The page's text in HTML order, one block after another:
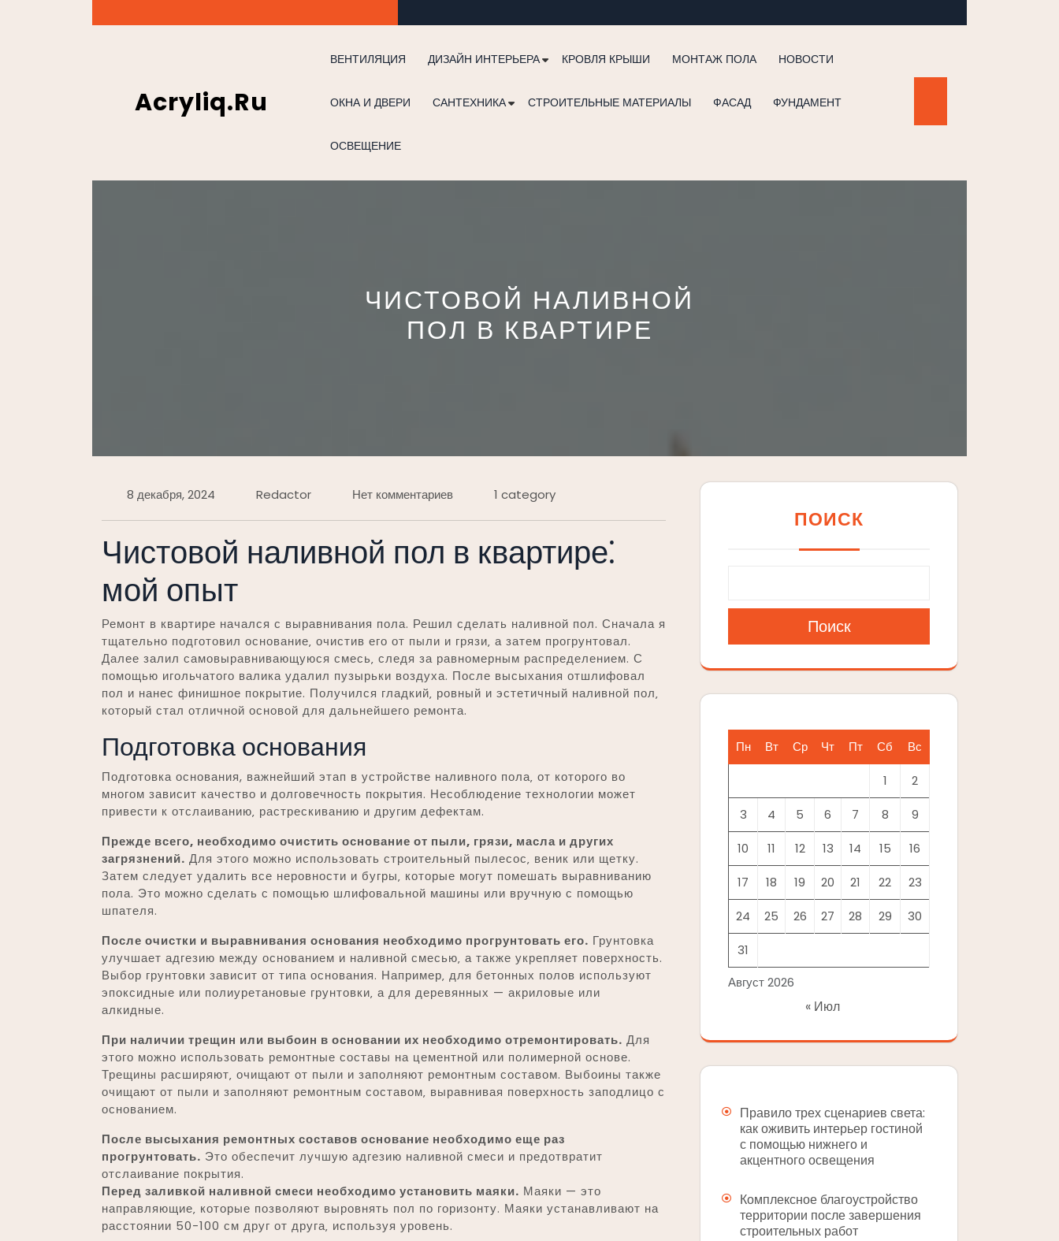
к
Acryliq.ru
ВЕНТИЛЯЦИЯ ДИЗАЙН ИНТЕРЬЕРА КРОВЛЯ КРЫШИ МОНТАЖ ПОЛА НОВОСТИ
ОКНА И ДВЕРИ САНТЕХНИКА СТРОИТЕЛЬНЫЕ МАТЕРИАЛЫ ФАСАД ФУНДАМЕНТ
ОСВЕЩЕНИЕ
ЧИСТОВОЙ НАЛИВНОЙ
ПОЛ В КВАРТИРЕ
8 декабря, 2024 Redactor Нет комментариев 1 category
Чистовой наливной пол в квартире⁚
мой опыт
Ремонт в квартире начался с выравнивания пола. Решил сделать наливной пол. Сначала я
тщательно подготовил основание‚ очистив его от пыли и грязи‚ а затем прогрунтовал.
Далее залил самовыравнивающуюся смесь‚ следя за равномерным распределением. С
помощью игольчатого валика удалил пузырьки воздуха. После высыхания отшлифовал
пол и нанес финишное покрытие. Получился гладкий‚ ровный и эстетичный наливной пол‚
который стал отличной основой для дальнейшего ремонта.
Подготовка основания
Подготовка основания, важнейший этап в устройстве наливного пола‚ от которого во
многом зависит качество и долговечность покрытия. Несоблюдение технологии может
привести к отслаиванию‚ растрескиванию и другим дефектам.
Прежде всего‚ необходимо очистить основание от пыли‚ грязи‚ масла и других
загрязнений. Для этого можно использовать строительный пылесос‚ веник или щетку.
Затем следует удалить все неровности и бугры‚ которые могут помешать выравниванию
пола. Это можно сделать с помощью шлифовальной машины или вручную с помощью
шпателя.
После очистки и выравнивания основания необходимо прогрунтовать его. Грунтовка
улучшает адгезию между основанием и наливной смесью‚ а также укрепляет поверхность.
Выбор грунтовки зависит от типа основания. Например‚ для бетонных полов используют
эпоксидные или полиуретановые грунтовки‚ а для деревянных — акриловые или
алкидные.
При наличии трещин или выбоин в основании их необходимо отремонтировать. Для
этого можно использовать ремонтные составы на цементной или полимерной основе.
Трещины расширяют‚ очищают от пыли и заполняют ремонтным составом. Выбоины также
очищают от пыли и заполняют ремонтным составом‚ выравнивая поверхность заподлицо с
основанием.
После высыхания ремонтных составов основание необходимо еще раз
прогрунтовать. Это обеспечит лучшую адгезию наливной смеси и предотвратит
отслаивание покрытия.
Перед заливкой наливной смеси необходимо установить маяки. Маяки — это
направляющие‚ которые позволяют выровнять пол по горизонту. Маяки устанавливают на
расстоянии 50-100 см друг от друга‚ используя уровень.
ПОИСК
Поиск
Август 2026
Пн Вт Ср Чт Пт Сб Вс
1 2
3 4 5 6 7 8 9
10 11 12 13 14 15 16
17 18 19 20 21 22 23
24 25 26 27 28 29 30
31
« Июл
Правило трех сценариев света:
как оживить интерьер гостиной
с помощью нижнего и
акцентного освещения
Комплексное благоустройство
территории после завершения
строительных работ